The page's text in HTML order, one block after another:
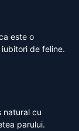
este o
de feline.
natural cu
parului.